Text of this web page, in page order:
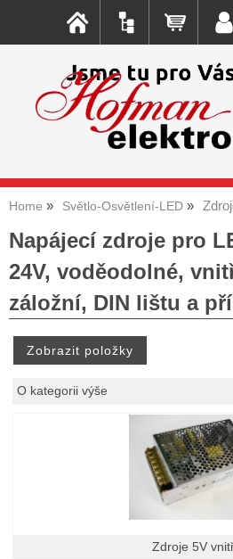
Home Světlo-Osvětlení-LED
Napájecí zdroje pro
24V, voděodolné,
záložní, DIN lištu a
O kategorii výše
Zdroje 5V